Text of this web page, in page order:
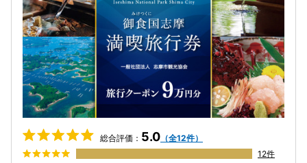
総合評価： 5.0 （全12件）
12件